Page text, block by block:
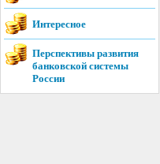
Интересное
Перспективы развития
банковской системы
России